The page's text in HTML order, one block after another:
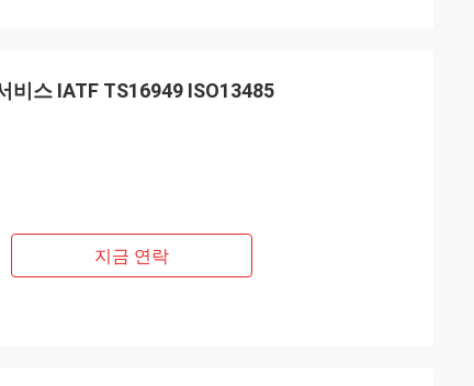
비스 IATF TS16949 ISO13485
지금 연락